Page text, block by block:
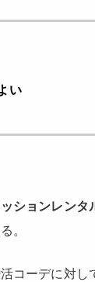
い
ションレンタ
。
コーデに対し